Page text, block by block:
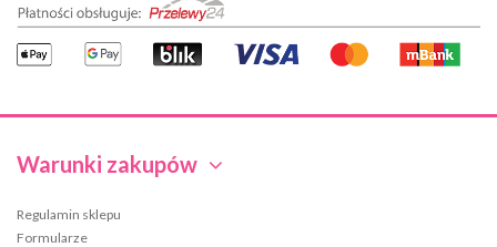
Warunki zakupów
Regulamin sklepu
Formularze